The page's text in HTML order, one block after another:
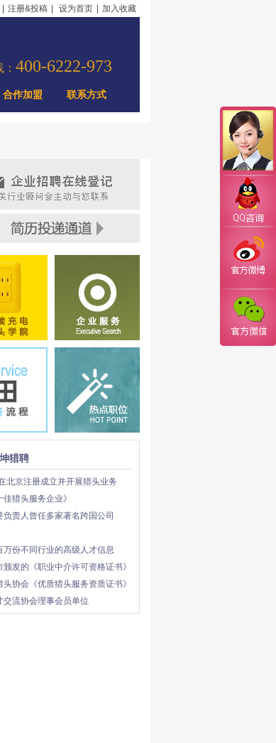
注册&投稿 设为首页 加入收藏
400-6222-973
合作加盟 联系方式
猎聘
北京注册成立并开展猎头业务
佳猎头服务企业》
负责人曾任多家著名跨国公司
万份不同行业的高级人才信息
颁发的《职业中介许可资格证书》
头协会《优质猎头服务资质证书》
交流协会理事会员单位